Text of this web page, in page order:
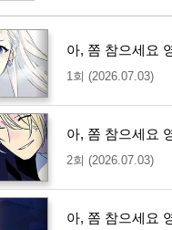
아, 쫌 참으세요
1회 (2026.07.03)
아, 쫌 참으세요
2회 (2026.07.03)
아, 쫌 참으세요